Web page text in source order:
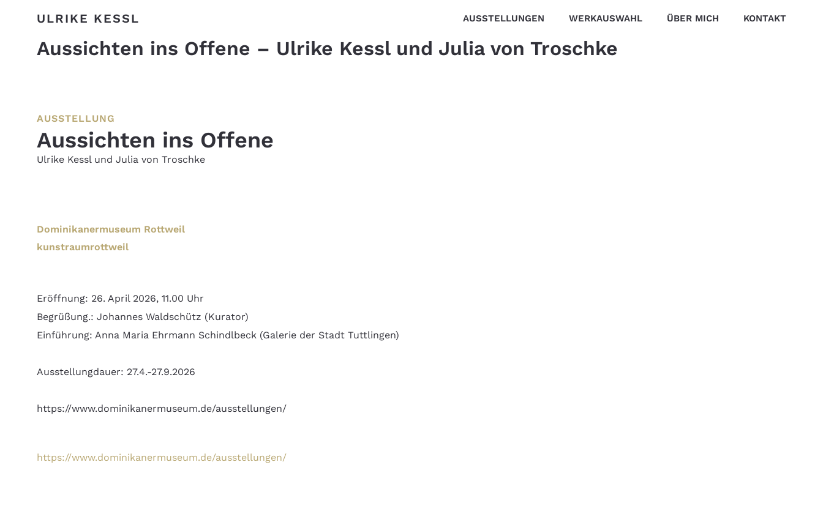
ULRIKE KESSL AUSSTELLUNGEN WERKAUSWAHL ÜBER MICH KONTAKT
Aussichten ins Offene – Ulrike Kessl und Julia von Troschke
AUSSTELLUNG
Aussichten ins Offene
Ulrike Kessl und Julia von Troschke
Dominikanermuseum Rottweil
kunstraumrottweil
Eröffnung: 26. April 2026, 11.00 Uhr
Begrüßung.: Johannes Waldschütz (Kurator)
Einführung: Anna Maria Ehrmann Schindlbeck (Galerie der Stadt Tuttlingen)
Ausstellungdauer: 27.4.-27.9.2026
https://www.dominikanermuseum.de/ausstellungen/
https://www.dominikanermuseum.de/ausstellungen/